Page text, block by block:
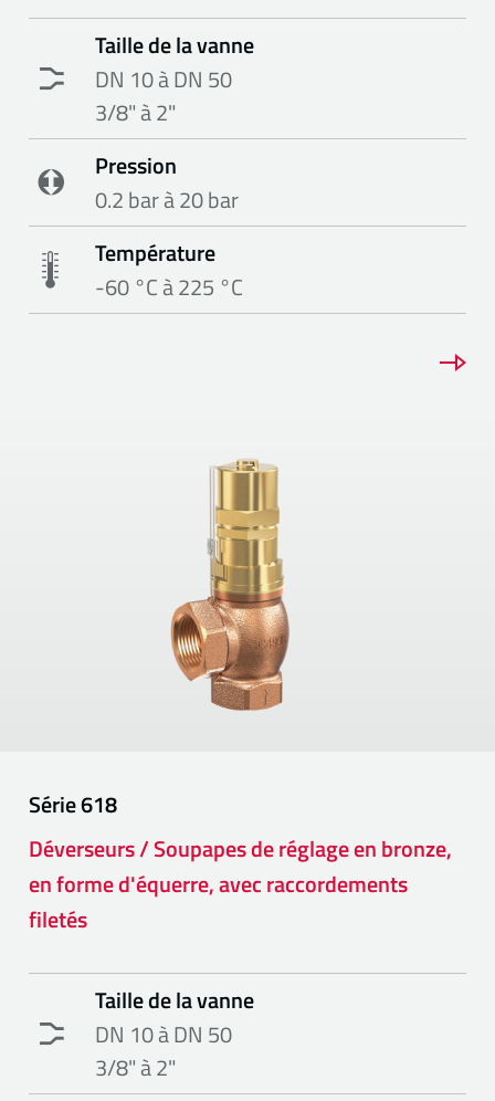
Taille de la vanne
DN 10 à DN 50
3/8" à 2"
Pression
0.2 bar à 20 bar
Température
-60 °C à 225 °C
Série618
Déverseurs / Soupapes de réglage en bronze,
en forme d'équerre, avec raccordements
filetés
Taille de la vanne
DN 10 à DN 50
3/8" à 2"